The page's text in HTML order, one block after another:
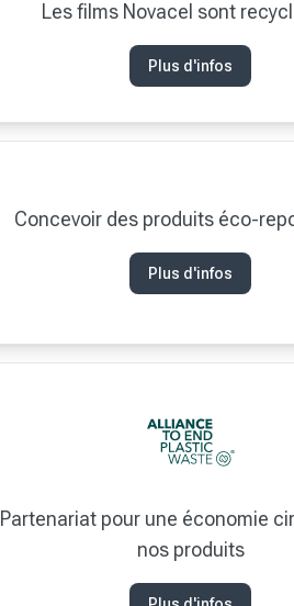
Les films Novacel sont
Plus d'infos
Concevoir des produits éco-
Plus d'infos
Partenariat pour une économie
nos produits